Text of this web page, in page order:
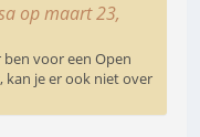
op maart 23,
voor een Open
kan je er ook niet over